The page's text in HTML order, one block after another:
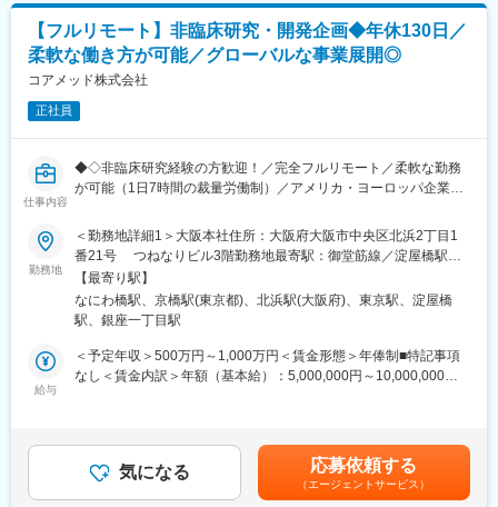
ん。）
■組織構成：
CMC担当11名（2名男性、9名女性）
30代～40代で構成されています。
お子様がおられる社員が多く、在宅勤務のため子育てしながらキ
研究所での経験、CMC薬事の経験者が多いです。
■業務の特徴：
・プロジェクトは個人で完結させるのではなく、社内メンバーと
連携しながら分担して推進しています。
・国内外の規制当局と関わりながら、国際基準での薬事戦略に携
われる環境です。
■教育体制：
通常医薬品メーカー出身が会員である関西医薬協会に、当社は会
員として登録しています。業界関連のセミナーにも参加すること
プデートできる環境です。
■働き方：
◎完全在宅勤務のため、拠点（東京・大阪）の近くにお住まいで
なくてもご就業いただけます。
場合、お子様の通院やご都合に合わせて業務時間を調整できま
す。
・会議や打ち合わせで必要な時は大阪・東京等へ出張（宿泊も伴
います）が発生します。
【フルリモート】非臨床研究・開発企画◆年休130日／
柔軟な働き方が可能／グローバルな事業展開◎
コアメッド株式会社
正社員
仕事内容
◆◇非臨床研究経験の方歓迎！／完全フルリモート／柔軟な勤務
が可能（1日7時間の裁量労働制）／アメリカ・ヨーロッパ企業と
◆◇
■仕事内容：
承認申請・取得に向けた非（前）臨床開発戦略の構築・評価・分
析・助言を中心としたコンサルティング業務をお任せします。
開発初期段階から関与し、医薬品開発の方向性を左右する戦略立
案に携わる上流ポジションです。
・評価分析および各フェーズにおけるガイダンス相談用報告書の
作成
・治験相談および申請前相談に向けた戦略構築・資料作成・助言
勤務地
＜勤務地詳細1＞大阪本社住所：大阪府大阪市中央区北浜2丁目1
番21号 つねなりビル3階勤務地最寄駅：御堂筋線／淀屋橋駅受
動喫煙対策：屋内全面禁煙＜勤務地詳細2＞東京支社住所：東京都
千代田区丸の内1-11-1 パシフィックセンチュリープレイス丸の内
13階 受動喫煙対策：屋内全面禁煙変更の範囲：無
【最寄り駅】
なにわ橋駅、京橋駅(東京都)、北浜駅(大阪府)、東京駅、淀屋橋
駅、銀座一丁目駅
給与
＜予定年収＞500万円～1,000万円＜賃金形態＞年俸制■特記事項
なし＜賃金内訳＞年額（基本給）：5,000,000円～10,000,000円
安の金額であり、選考を通じて上下する可能性があります。月給
(月額)は固定手当を含めた表記です。
気になる 応募依頼する
（エージェントサービス）